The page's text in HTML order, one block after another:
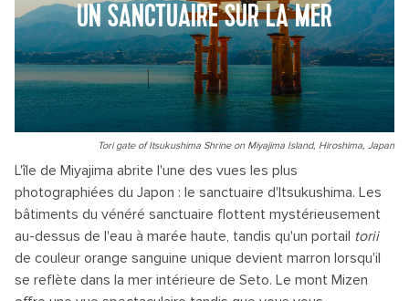
UN SANCTUAIRE SUR LA MER
Tori gate of Itsukushima Shrine on Miyajima Island, Hiroshima, Japan
L'île de Miyajima abrite l'une des vues les plus
photographiées du Japon : le sanctuaire d'Itsukushima. Les
bâtiments du vénéré sanctuaire flottent mystérieusement
au-dessus de l'eau à marée haute, tandis qu'un portail torii
de couleur orange sanguine unique devient marron lorsqu'il
se reflète dans la mer intérieure de Seto. Le mont Mizen